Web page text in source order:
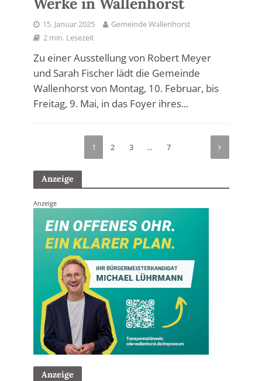
15. Januar 2025
Gemeinde Wallenhorst
2 min. Lesezeit
Zu einer Ausstellung von Robert Meyer
und Sarah Fischer lädt die Gemeinde
Wallenhorst von Montag, 10. Februar, bis
Freitag, 9. Mai, in das Foyer ihres...
1 2 3 … 7
Anzeige
Anzeige
Anzeige